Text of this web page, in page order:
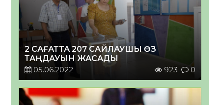
2 САҒАТТА 207 САЙЛАУШЫ ӨЗ
ТАҢДАУЫН ЖАСАДЫ
05.06.2022
923 0